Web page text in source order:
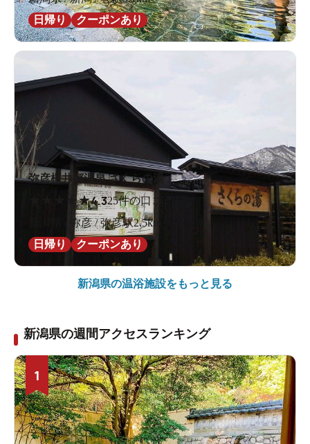
日帰り
クーポンあり
弥彦桜井郷温泉 さくらの湯
★★4.325件の口コミ
新潟県 / 弥彦 / 弥彦駅2.5km
日帰り
クーポンあり
新潟県の温浴施設をもっと見る
新潟県の週間アクセスランキング
1